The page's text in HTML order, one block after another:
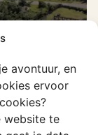
avontuur, en
ervoor
website te